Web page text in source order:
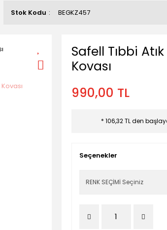
Stok Kodu BEGKZ457
Safell Tıbbi
Kovası
990,00 TL
* 106,32 TL den
Seçenekler